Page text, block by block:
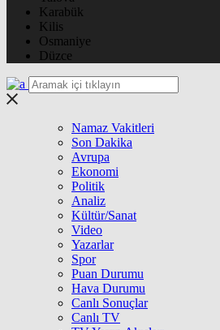
Karabük
Kilis
Osmaniye
Düzce
Namaz Vakitleri
Son Dakika
Avrupa
Ekonomi
Politik
Analiz
Kültür/Sanat
Video
Yazarlar
Spor
Puan Durumu
Hava Durumu
Canlı Sonuçlar
Canlı TV